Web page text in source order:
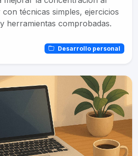
técnicas simples, ejercicios
herramientas comprobadas.
Desarrollo personal